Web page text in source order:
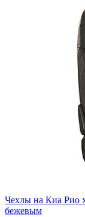
Чехлы на Киа Рио
бежевым